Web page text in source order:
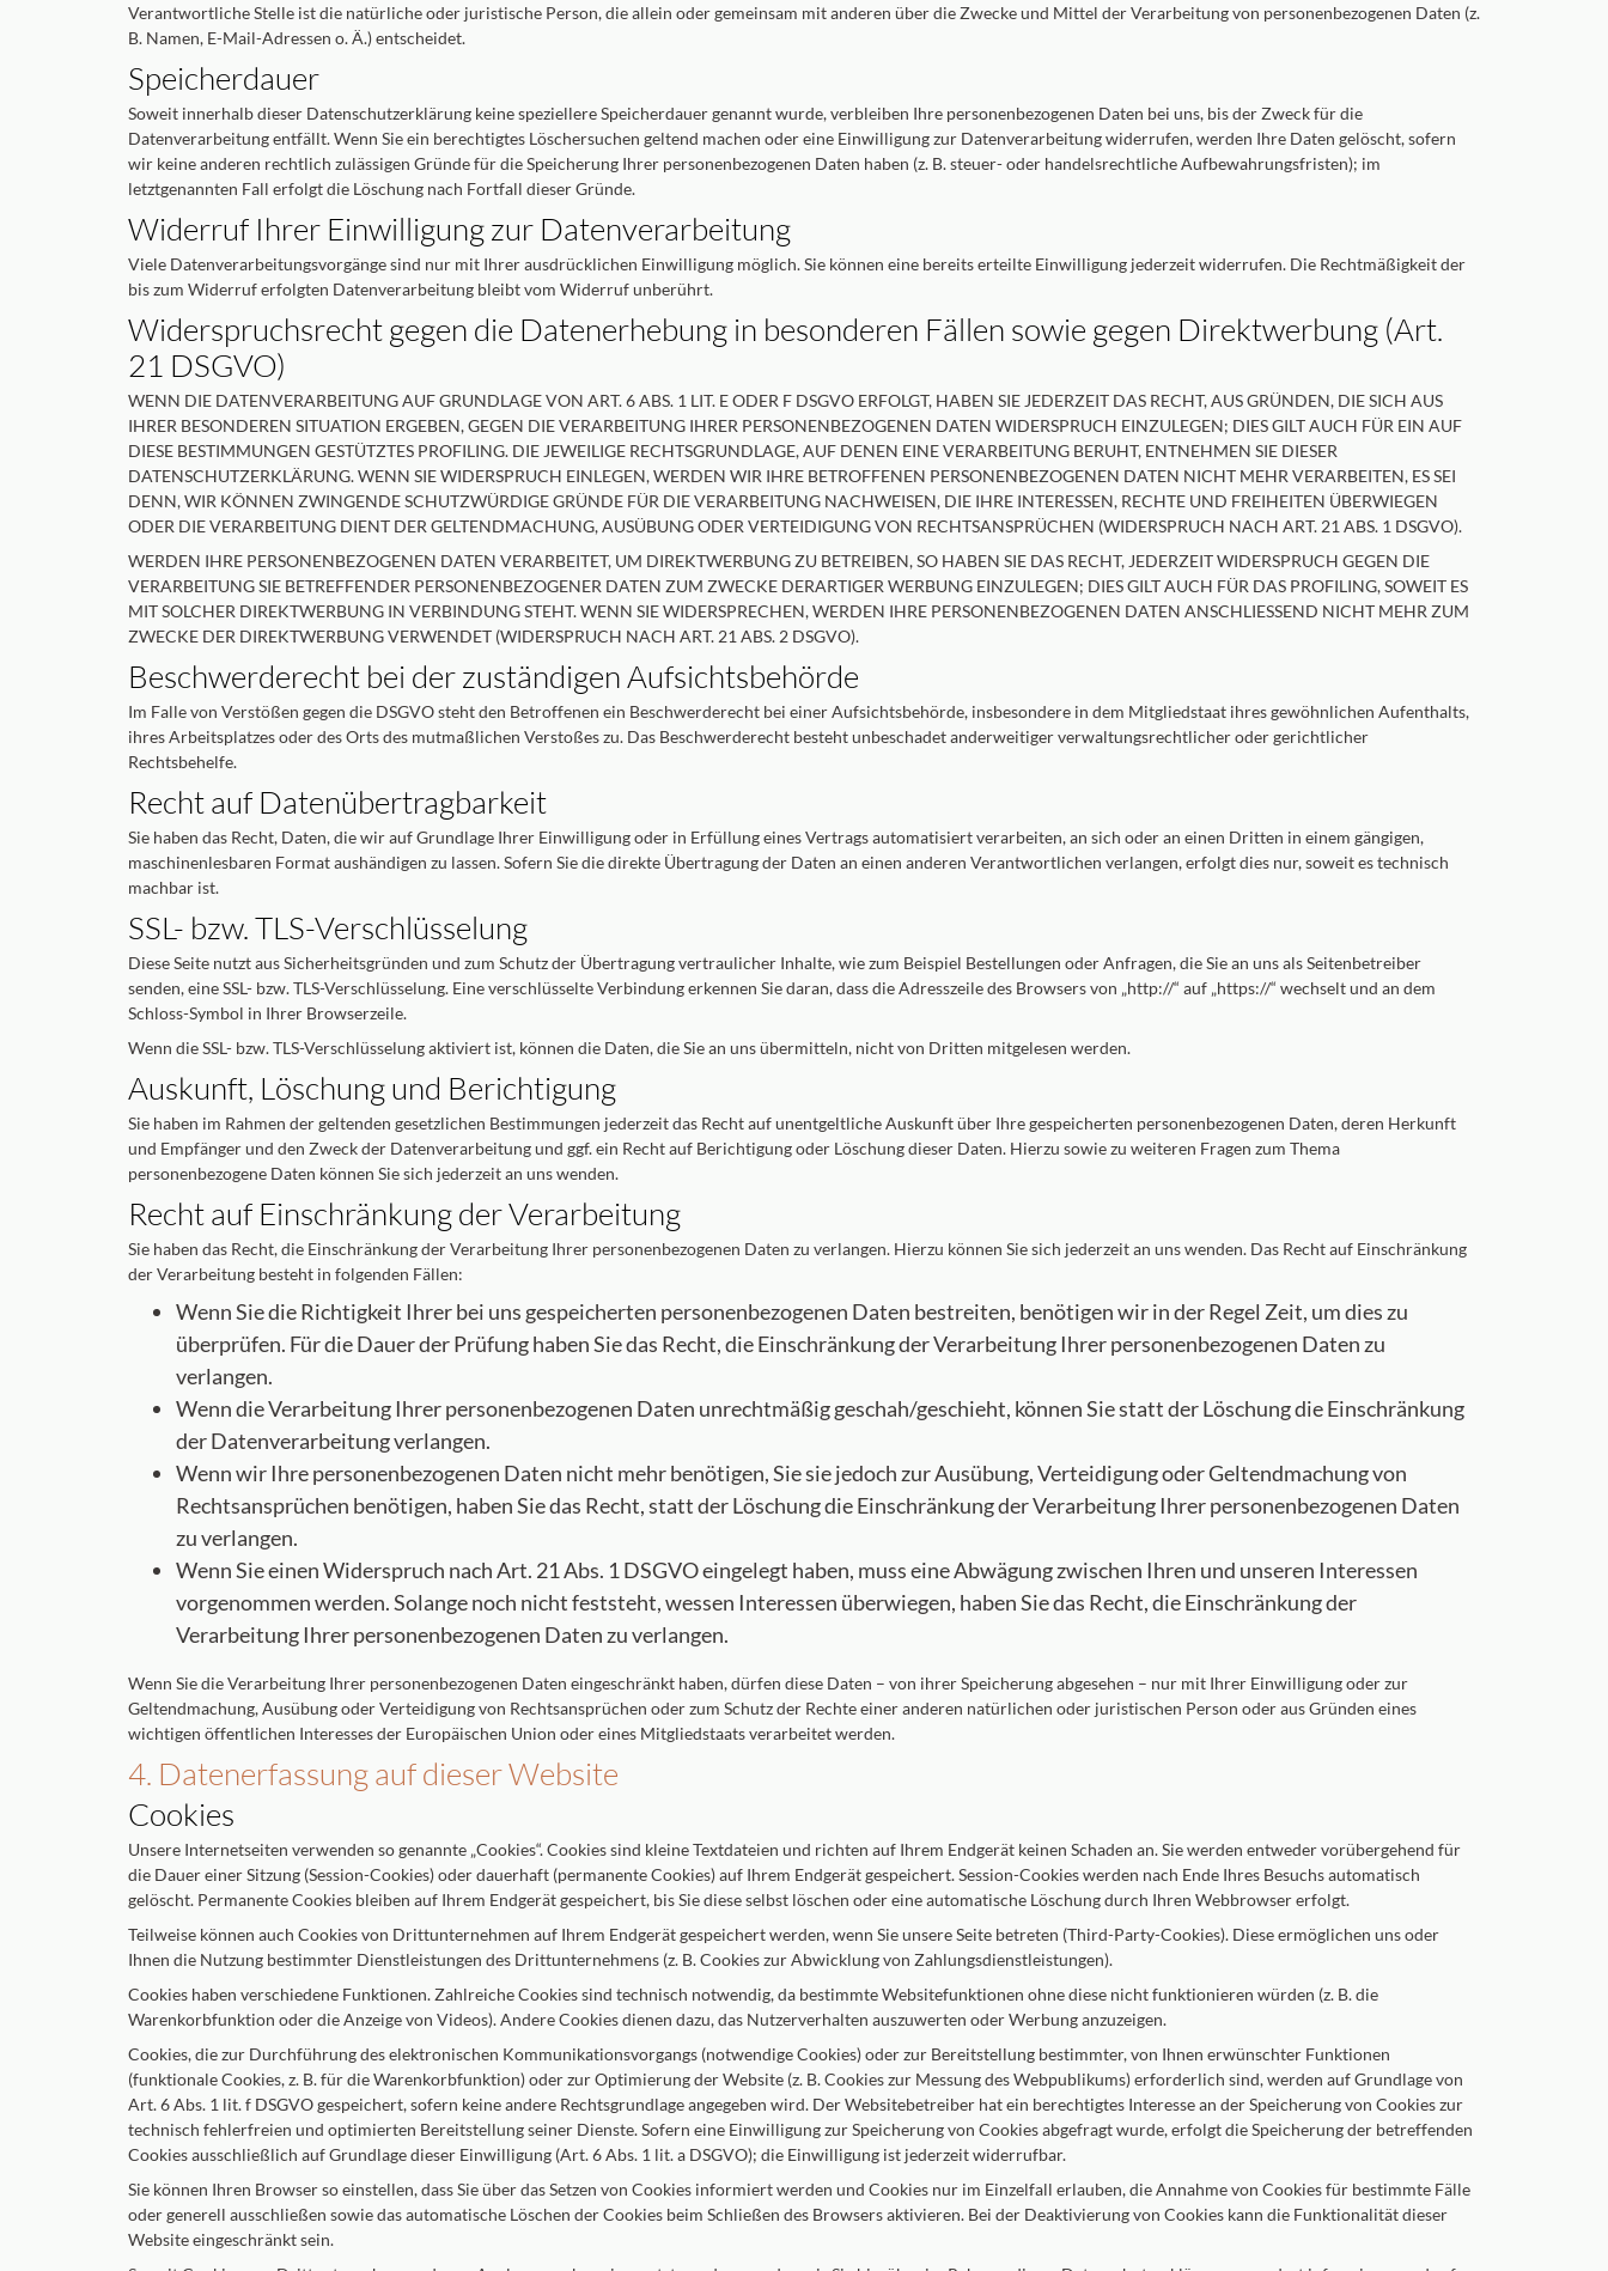
Verantwortliche Stelle ist die natürliche oder juristische Person, die allein oder gemeinsam mit anderen über die Zwecke und Mittel der Verarbeitung von personenbezogenen Daten (z.
B. Namen, E-Mail-Adressen o. Ä.) entscheidet.
Speicherdauer
Soweit innerhalb dieser Datenschutzerklärung keine speziellere Speicherdauer genannt wurde, verbleiben Ihre personenbezogenen Daten bei uns, bis der Zweck für die
Datenverarbeitung entfällt. Wenn Sie ein berechtigtes Löschersuchen geltend machen oder eine Einwilligung zur Datenverarbeitung widerrufen, werden Ihre Daten gelöscht, sofern
wir keine anderen rechtlich zulässigen Gründe für die Speicherung Ihrer personenbezogenen Daten haben (z. B. steuer- oder handelsrechtliche Aufbewahrungsfristen); im
letztgenannten Fall erfolgt die Löschung nach Fortfall dieser Gründe.
Widerruf Ihrer Einwilligung zur Datenverarbeitung
Viele Datenverarbeitungsvorgänge sind nur mit Ihrer ausdrücklichen Einwilligung möglich. Sie können eine bereits erteilte Einwilligung jederzeit widerrufen. Die Rechtmäßigkeit der
bis zum Widerruf erfolgten Datenverarbeitung bleibt vom Widerruf unberührt.
Widerspruchsrecht gegen die Datenerhebung in besonderen Fällen sowie gegen Direktwerbung (Art.
21 DSGVO)
WENN DIE DATENVERARBEITUNG AUF GRUNDLAGE VON ART. 6 ABS. 1 LIT. E ODER F DSGVO ERFOLGT, HABEN SIE JEDERZEIT DAS RECHT, AUS GRÜNDEN, DIE SICH AUS
IHRER BESONDEREN SITUATION ERGEBEN, GEGEN DIE VERARBEITUNG IHRER PERSONENBEZOGENEN DATEN WIDERSPRUCH EINZULEGEN; DIES GILT AUCH FÜR EIN AUF
DIESE BESTIMMUNGEN GESTÜTZTES PROFILING. DIE JEWEILIGE RECHTSGRUNDLAGE, AUF DENEN EINE VERARBEITUNG BERUHT, ENTNEHMEN SIE DIESER
DATENSCHUTZERKLÄRUNG. WENN SIE WIDERSPRUCH EINLEGEN, WERDEN WIR IHRE BETROFFENEN PERSONENBEZOGENEN DATEN NICHT MEHR VERARBEITEN, ES SEI
DENN, WIR KÖNNEN ZWINGENDE SCHUTZWÜRDIGE GRÜNDE FÜR DIE VERARBEITUNG NACHWEISEN, DIE IHRE INTERESSEN, RECHTE UND FREIHEITEN ÜBERWIEGEN
ODER DIE VERARBEITUNG DIENT DER GELTENDMACHUNG, AUSÜBUNG ODER VERTEIDIGUNG VON RECHTSANSPRÜCHEN (WIDERSPRUCH NACH ART. 21 ABS. 1 DSGVO).
WERDEN IHRE PERSONENBEZOGENEN DATEN VERARBEITET, UM DIREKTWERBUNG ZU BETREIBEN, SO HABEN SIE DAS RECHT, JEDERZEIT WIDERSPRUCH GEGEN DIE
VERARBEITUNG SIE BETREFFENDER PERSONENBEZOGENER DATEN ZUM ZWECKE DERARTIGER WERBUNG EINZULEGEN; DIES GILT AUCH FÜR DAS PROFILING, SOWEIT ES
MIT SOLCHER DIREKTWERBUNG IN VERBINDUNG STEHT. WENN SIE WIDERSPRECHEN, WERDEN IHRE PERSONENBEZOGENEN DATEN ANSCHLIESSEND NICHT MEHR ZUM
ZWECKE DER DIREKTWERBUNG VERWENDET (WIDERSPRUCH NACH ART. 21 ABS. 2 DSGVO).
Beschwerde­recht bei der zuständigen Aufsichts­behörde
Im Falle von Verstößen gegen die DSGVO steht den Betroffenen ein Beschwerderecht bei einer Aufsichtsbehörde, insbesondere in dem Mitgliedstaat ihres gewöhnlichen Aufenthalts,
ihres Arbeitsplatzes oder des Orts des mutmaßlichen Verstoßes zu. Das Beschwerderecht besteht unbeschadet anderweitiger verwaltungsrechtlicher oder gerichtlicher
Rechtsbehelfe.
Recht auf Daten­übertrag­barkeit
Sie haben das Recht, Daten, die wir auf Grundlage Ihrer Einwilligung oder in Erfüllung eines Vertrags automatisiert verarbeiten, an sich oder an einen Dritten in einem gängigen,
maschinenlesbaren Format aushändigen zu lassen. Sofern Sie die direkte Übertragung der Daten an einen anderen Verantwortlichen verlangen, erfolgt dies nur, soweit es technisch
machbar ist.
SSL- bzw. TLS-Verschlüsselung
Diese Seite nutzt aus Sicherheitsgründen und zum Schutz der Übertragung vertraulicher Inhalte, wie zum Beispiel Bestellungen oder Anfragen, die Sie an uns als Seitenbetreiber
senden, eine SSL- bzw. TLS-Verschlüsselung. Eine verschlüsselte Verbindung erkennen Sie daran, dass die Adresszeile des Browsers von „http://“ auf „https://“ wechselt und an dem
Schloss-Symbol in Ihrer Browserzeile.
Wenn die SSL- bzw. TLS-Verschlüsselung aktiviert ist, können die Daten, die Sie an uns übermitteln, nicht von Dritten mitgelesen werden.
Auskunft, Löschung und Berichtigung
Sie haben im Rahmen der geltenden gesetzlichen Bestimmungen jederzeit das Recht auf unentgeltliche Auskunft über Ihre gespeicherten personenbezogenen Daten, deren Herkunft
und Empfänger und den Zweck der Datenverarbeitung und ggf. ein Recht auf Berichtigung oder Löschung dieser Daten. Hierzu sowie zu weiteren Fragen zum Thema
personenbezogene Daten können Sie sich jederzeit an uns wenden.
Recht auf Einschränkung der Verarbeitung
Sie haben das Recht, die Einschränkung der Verarbeitung Ihrer personenbezogenen Daten zu verlangen. Hierzu können Sie sich jederzeit an uns wenden. Das Recht auf Einschränkung
der Verarbeitung besteht in folgenden Fällen:
Wenn Sie die Richtigkeit Ihrer bei uns gespeicherten personenbezogenen Daten bestreiten, benötigen wir in der Regel Zeit, um dies zu
überprüfen. Für die Dauer der Prüfung haben Sie das Recht, die Einschränkung der Verarbeitung Ihrer personenbezogenen Daten zu
verlangen.
Wenn die Verarbeitung Ihrer personenbezogenen Daten unrechtmäßig geschah/geschieht, können Sie statt der Löschung die Einschränkung
der Datenverarbeitung verlangen.
Wenn wir Ihre personenbezogenen Daten nicht mehr benötigen, Sie sie jedoch zur Ausübung, Verteidigung oder Geltendmachung von
Rechtsansprüchen benötigen, haben Sie das Recht, statt der Löschung die Einschränkung der Verarbeitung Ihrer personenbezogenen Daten
zu verlangen.
Wenn Sie einen Widerspruch nach Art. 21 Abs. 1 DSGVO eingelegt haben, muss eine Abwägung zwischen Ihren und unseren Interessen
vorgenommen werden. Solange noch nicht feststeht, wessen Interessen überwiegen, haben Sie das Recht, die Einschränkung der
Verarbeitung Ihrer personenbezogenen Daten zu verlangen.
Wenn Sie die Verarbeitung Ihrer personenbezogenen Daten eingeschränkt haben, dürfen diese Daten – von ihrer Speicherung abgesehen – nur mit Ihrer Einwilligung oder zur
Geltendmachung, Ausübung oder Verteidigung von Rechtsansprüchen oder zum Schutz der Rechte einer anderen natürlichen oder juristischen Person oder aus Gründen eines
wichtigen öffentlichen Interesses der Europäischen Union oder eines Mitgliedstaats verarbeitet werden.
4. Datenerfassung auf dieser Website
Cookies
Unsere Internetseiten verwenden so genannte „Cookies“. Cookies sind kleine Textdateien und richten auf Ihrem Endgerät keinen Schaden an. Sie werden entweder vorübergehend für
die Dauer einer Sitzung (Session-Cookies) oder dauerhaft (permanente Cookies) auf Ihrem Endgerät gespeichert. Session-Cookies werden nach Ende Ihres Besuchs automatisch
gelöscht. Permanente Cookies bleiben auf Ihrem Endgerät gespeichert, bis Sie diese selbst löschen oder eine automatische Löschung durch Ihren Webbrowser erfolgt.
Teilweise können auch Cookies von Drittunternehmen auf Ihrem Endgerät gespeichert werden, wenn Sie unsere Seite betreten (Third-Party-Cookies). Diese ermöglichen uns oder
Ihnen die Nutzung bestimmter Dienstleistungen des Drittunternehmens (z. B. Cookies zur Abwicklung von Zahlungsdienstleistungen).
Cookies haben verschiedene Funktionen. Zahlreiche Cookies sind technisch notwendig, da bestimmte Websitefunktionen ohne diese nicht funktionieren würden (z. B. die
Warenkorbfunktion oder die Anzeige von Videos). Andere Cookies dienen dazu, das Nutzerverhalten auszuwerten oder Werbung anzuzeigen.
Cookies, die zur Durchführung des elektronischen Kommunikationsvorgangs (notwendige Cookies) oder zur Bereitstellung bestimmter, von Ihnen erwünschter Funktionen
(funktionale Cookies, z. B. für die Warenkorbfunktion) oder zur Optimierung der Website (z. B. Cookies zur Messung des Webpublikums) erforderlich sind, werden auf Grundlage von
Art. 6 Abs. 1 lit. f DSGVO gespeichert, sofern keine andere Rechtsgrundlage angegeben wird. Der Websitebetreiber hat ein berechtigtes Interesse an der Speicherung von Cookies zur
technisch fehlerfreien und optimierten Bereitstellung seiner Dienste. Sofern eine Einwilligung zur Speicherung von Cookies abgefragt wurde, erfolgt die Speicherung der betreffenden
Cookies ausschließlich auf Grundlage dieser Einwilligung (Art. 6 Abs. 1 lit. a DSGVO); die Einwilligung ist jederzeit widerrufbar.
Sie können Ihren Browser so einstellen, dass Sie über das Setzen von Cookies informiert werden und Cookies nur im Einzelfall erlauben, die Annahme von Cookies für bestimmte Fälle
oder generell ausschließen sowie das automatische Löschen der Cookies beim Schließen des Browsers aktivieren. Bei der Deaktivierung von Cookies kann die Funktionalität dieser
Website eingeschränkt sein.